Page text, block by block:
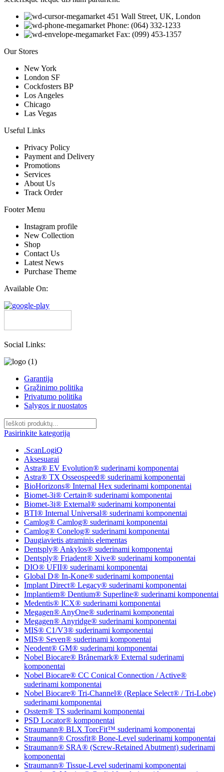
451 Wall Street, UK, London
Phone: (064) 332-1233
Fax: (099) 453-1357
Our Stores
New York
London SF
Cockfosters BP
Los Angeles
Chicago
Las Vegas
Useful Links
Privacy Policy
Payment and Delivery
Promotions
Services
About Us
Track Order
Footer Menu
Instagram profile
New Collection
Shop
Contact Us
Latest News
Purchase Theme
Available On:
Social Links:
Garantija
Grąžinimo politika
Privatumo politika
Sąlygos ir nuostatos
Pasirinkite kategoriją
.ScanLogiQ
Aksesuarai
Astra® EV Evolution® suderinami komponentai
Astra® TX Osseospeed® suderinami komponentai
BioHorizons® Internal Hex suderinami komponentai
Biomet-3i® Certain® suderinami komponentai
Biomet-3i® External® suderinami komponentai
BTI® Internal Universal® suderinami komponentai
Camlog® Camlog® suderinami komponentai
Camlog® Conelog® suderinami komponentai
Daugiavietis atraminis elementas
Dentsply® Ankylos® suderinami komponentai
Dentsply® Friadent® Xive® suderinami komponentai
DIO® UFII® suderinami komponentai
Global D® In-Kone® suderinami komponentai
Implant Direct® Legacy® suderinami komponentai
Implantiem® Dentium® Superline® suderinami komponentai
Medentis® ICX® suderinami komponentai
Megagen® AnyOne® suderinami komponentai
Megagen® Anyridge® suderinami komponentai
MIS® C1/V3® suderinami komponentai
MIS® Seven® suderinami komponentai
Neodent® GM® suderinami komponentai
Nobel Biocare® Brånemark® External suderinami
komponentai
Nobel Biocare® CC Conical Connection / Active®
suderinami komponentai
Nobel Biocare® Tri-Channel® (Replace Select® / Tri-Lobe)
suderinami komponentai
Osstem® TS suderinami komponentai
PSD Locator® komponentai
Straumann® BLX TorcFit™ suderinami komponentai
Straumann® Crossfit® Bone-Level suderinami komponentai
Straumann® SRA® (Screw-Retained Abutment) suderinami
komponentai
Straumann® Tissue-Level suderinami komponentai